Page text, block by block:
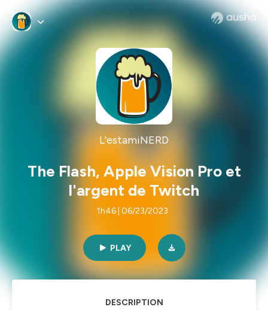
L'estamiNERD
The Flash, Apple Vision Pro et
l'argent de Twitch
1h46 | 06/23/2023
PLAY
DESCRIPTION